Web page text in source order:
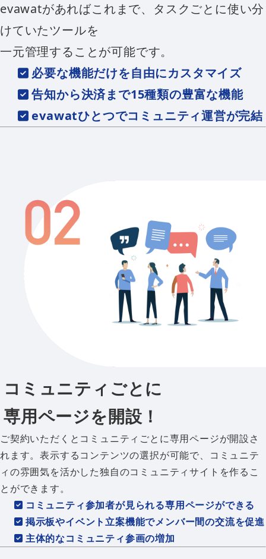
evawatがあればこれまで、タスクごとに使い分
けていたツールを
一元管理することが可能です。
必要な機能だけを自由にカスタマイズ
告知から決済まで15種類の豊富な機能
evawatひとつでコミュニティ運営が完結
コミュニティごとに
専用ページを開設！
ご契約いただくとコミュニティごとに専用ページが開設さ
れます。表示するコンテンツの選択が可能で、コミュニテ
ィの雰囲気を活かした独自のコミュニティサイトを作るこ
とができます。
コミュニティ参加者が見られる専用ページができる
掲示板やイベント立案機能でメンバー間の交流を促進
主体的なコミュニティ参画の増加